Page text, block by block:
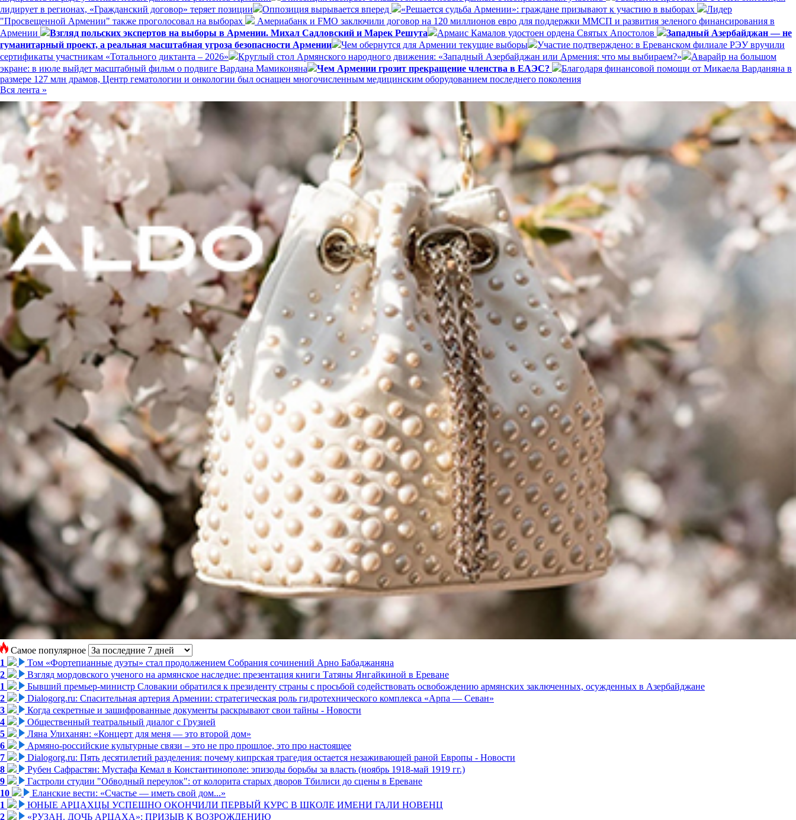
лидирует в регионах, «Гражданский договор» теряет позиции
Оппозиция вырывается вперед «Решается судьба Армении»: граждане призывают к участию в выборах
Лидер
"Просвещенной Армении" также проголосовал на выборах
Америабанк и FMO заключили договор на 120 миллионов евро для поддержки ММСП и развития зеленого финансирования в
Армении
Взгляд польских экспертов на выборы в Армении. Михал Садловский и Марек Решута Армаис Камалов удостоен ордена Святых Апостолов
Западный Азербайджан — не
гуманитарный проект, а реальная масштабная угроза безопасности Армении
Чем обернутся для Армении текущие выборы
Участие подтверждено: в Ереванском филиале РЭУ вручили
сертификаты участникам «Тотального диктанта – 2026»
Круглый стол Армянского народного движения: «Западный Азербайджан или Армения: что мы выбираем?»
Аварайр на большом
экране: в июле выйдет масштабный фильм о подвиге Вардана Мамиконяна
Чем Армении грозит прекращение членства в ЕАЭС?
Благодаря финансовой помощи от Микаела Варданяна в
размере 127 млн драмов, Центр гематологии и онкологии был оснащен многочисленным медицинским оборудованием последнего поколения
Вся лента »
Самое популярное
1
Том «Фортепианные дуэты» стал продолжением Собрания сочинений Арно Бабаджаняна
2
Взгляд мордовского ученого на армянское наследие: презентация книги Татяны Янгайкиной в Ереване
1
Бывший премьер-министр Словакии обратился к президенту страны с просьбой содействовать освобождению армянских заключенных, осужденных в Азербайджане
2
Dialogorg.ru: Спасительная артерия Армении: стратегическая роль гидротехнического комплекса «Арпа — Севан»
3
Когда секретные и зашифрованные документы раскрывают свои тайны - Новости
4
Общественный театральный диалог с Грузией
5
Ляна Улиханян: «Концерт для меня — это второй дом»
6
Армяно-российские культурные связи – это не про прошлое, это про настоящее
7
Dialogorg.ru: Пять десятилетий разделения: почему кипрская трагедия остается незаживающей раной Европы - Новости
8
Рубен Сафрастян: Мустафа Кемал в Константинополе: эпизоды борьбы за власть (ноябрь 1918-май 1919 гг.)
9
Гастроли студии "Обводный переулок": от колорита старых дворов Тбилиси до сцены в Ереване
10
Еланские вести: «Счастье — иметь свой дом...»
1
ЮНЫЕ АРЦАХЦЫ УСПЕШНО ОКОНЧИЛИ ПЕРВЫЙ КУРС В ШКОЛЕ ИМЕНИ ГАЛИ НОВЕНЦ
2
«РУЗАН. ДОЧЬ АРЦАХА»: ПРИЗЫВ К ВОЗРОЖДЕНИЮ